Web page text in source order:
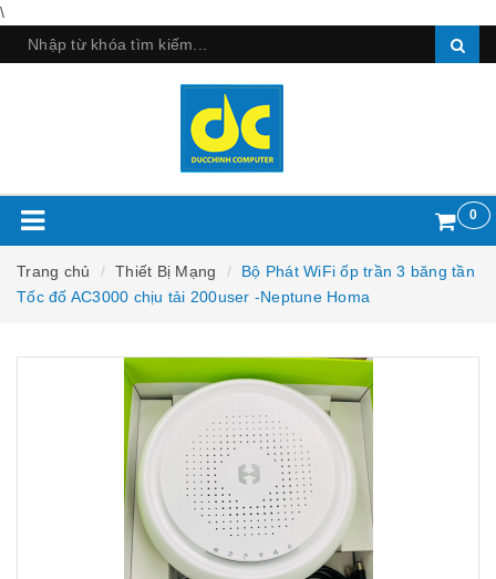
\
0
Trang chủ Thiết Bị Mạng
Bộ Phát WiFi ốp trần 3 băng tần
Tốc đố AC3000 chịu tải 200user -Neptune Homa